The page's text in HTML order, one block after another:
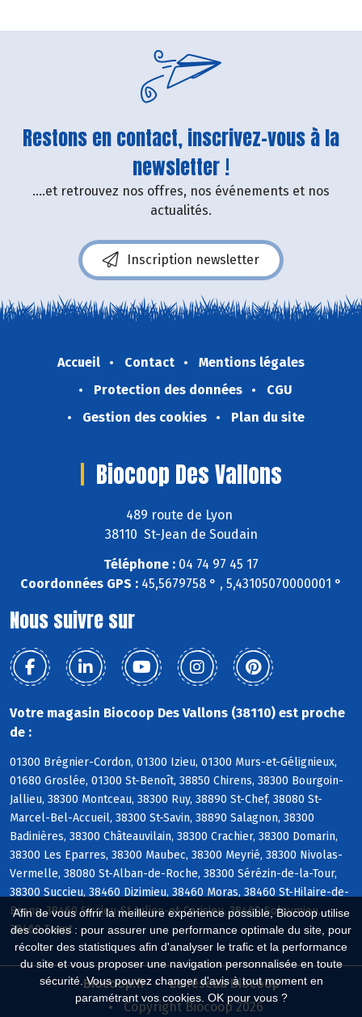
Afin de vous offrir la meilleure expérience possible, Biocoop utilise
des cookies : pour assurer une performance optimale du site, pour
récolter des statistiques afin d'analyser le trafic et la performance
du site et vous proposer une navigation personnalisée en toute
sécurité. Vous pouvez changer d'avis à tout moment en
paramétrant vos cookies. OK pour vous ?
Restons en contact, inscrivez-vous à la
newsletter !
....et retrouvez nos offres, nos événements et nos
actualités.
Inscription newsletter
Accueil Contact
Mentions légales
Protection des données
CGU
Gestion des cookies
Plan du site
Biocoop Des Vallons
489 route de Lyon
38110 St-Jean de Soudain
Téléphone : 04 74 97 45 17
Coordonnées GPS : 45,5679758 ° , 5,43105070000001 °
Nous suivre sur
Votre magasin Biocoop Des Vallons (38110) est proche
de :
01300 Brégnier-Cordon, 01300 Izieu, 01300 Murs-et-Gélignieux,
01680 Groslée, 01300 St-Benoît, 38850 Chirens, 38300 Bourgoin-
Jallieu, 38300 Montceau, 38300 Ruy, 38890 St-Chef, 38080 St-
Marcel-Bel-Accueil, 38300 St-Savin, 38890 Salagnon, 38300
Badinières, 38300 Châteauvilain, 38300 Crachier, 38300 Domarin,
38300 Les Eparres, 38300 Maubec, 38300 Meyrié, 38300 Nivolas-
Vermelle, 38080 St-Alban-de-Roche, 38300 Sérézin-de-la-Tour,
38300 Succieu, 38460 Dizimieu, 38460 Moras, 38460 St-Hilaire-de-
Brens, 38460 Siccieu-St-Julien-et-Carisieu, 38460 Soleymieu,
38460 Trept
Biocoop.fr
Le réseau Biocoop
Copyright Biocoop 2026